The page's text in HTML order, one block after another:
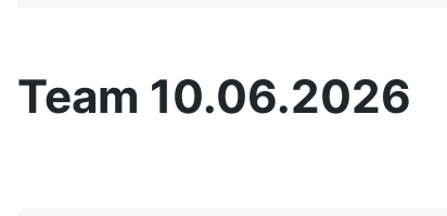
Team 10.06.2026